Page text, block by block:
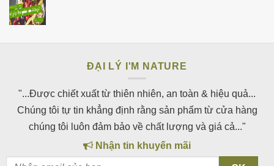
ĐẠI LÝ I'M NATURE
"...Được chiết xuất từ thiên nhiên, an toàn & hiệu quả...
Chúng tôi tự tin khẳng định rằng sản phẩm từ cửa hàng
chúng tôi luôn đảm bảo về chất lượng và giá cả..."
Nhận tin khuyến mãi